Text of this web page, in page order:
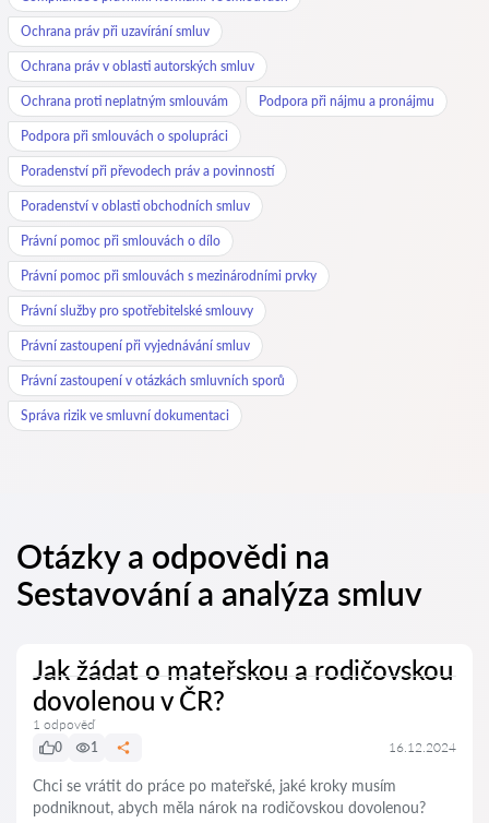
Ochrana práv při uzavírání smluv
Ochrana práv v oblasti autorských smluv
Ochrana proti neplatným smlouvám Podpora při nájmu a pronájmu
Podpora při smlouvách o spolupráci
Poradenství při převodech práv a povinností
Poradenství v oblasti obchodních smluv
Právní pomoc při smlouvách o dílo
Právní pomoc při smlouvách s mezinárodními prvky
Právní služby pro spotřebitelské smlouvy
Právní zastoupení při vyjednávání smluv
Právní zastoupení v otázkách smluvních sporů
Správa rizik ve smluvní dokumentaci
Otázky a odpovědi na
Sestavování a analýza smluv
Jak žádat o mateřskou a rodičovskou
dovolenou v ČR?
1 odpověď
0
1 16.12.2024
Chci se vrátit do práce po mateřské, jaké kroky musím
podniknout, abych měla nárok na rodičovskou dovolenou?